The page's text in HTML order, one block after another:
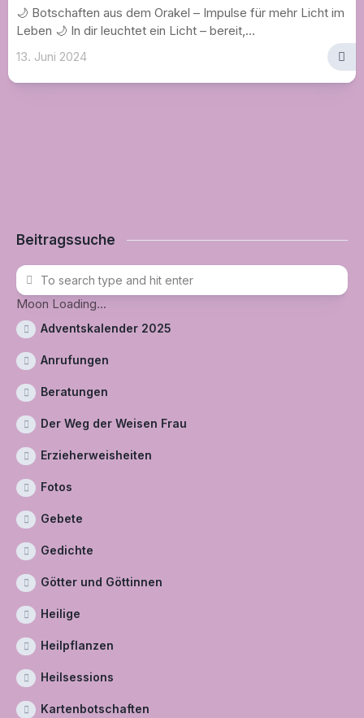
🌙 Botschaften aus dem Orakel – Impulse für mehr Licht im
Leben 🌙 In dir leuchtet ein Licht – bereit,...
13. Juni 2024
Beitragssuche
Moon Loading...
Adventskalender 2025
Anrufungen
Beratungen
Der Weg der Weisen Frau
Erzieherweisheiten
Fotos
Gebete
Gedichte
Götter und Göttinnen
Heilige
Heilpflanzen
Heilsessions
Kartenbotschaften